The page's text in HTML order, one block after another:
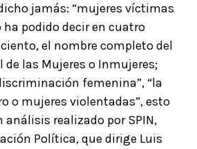
jamás: “mujeres víctimas
ha podido decir en cuatro
el nombre completo del
las Mujeres o Inmujeres;
femenina”, “la
o mujeres violentadas”, esto
análisis realizado por SPIN,
Política, que dirige Luis